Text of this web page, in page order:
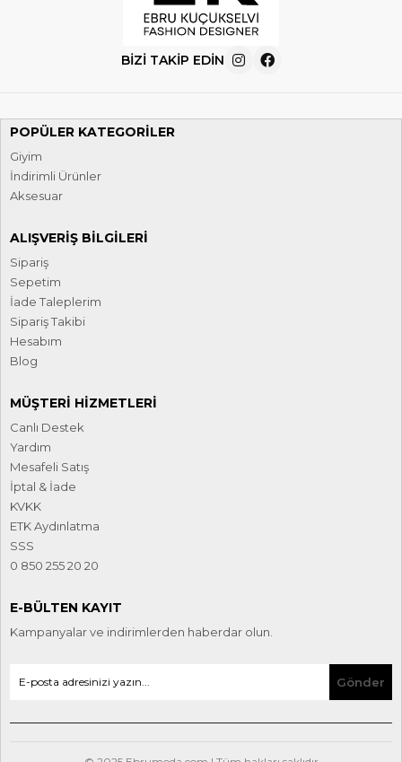
BIZI TAKIP EDIN
POPÜLER KATEGORILER
Giyim
İndirimli Ürünler
Aksesuar
ALIŞVERIŞ BILGILERI
Sipariş
Sepetim
İade Taleplerim
Sipariş Takibi
Hesabım
Blog
MÜŞTERI HIZMETLERI
Canlı Destek
Yardım
Mesafeli Satış
İptal & İade
KVKK
ETK Aydınlatma
SSS
0 850 255 20 20
E-BÜLTEN KAYIT
Kampanyalar ve indirimlerden haberdar olun.
Gönder